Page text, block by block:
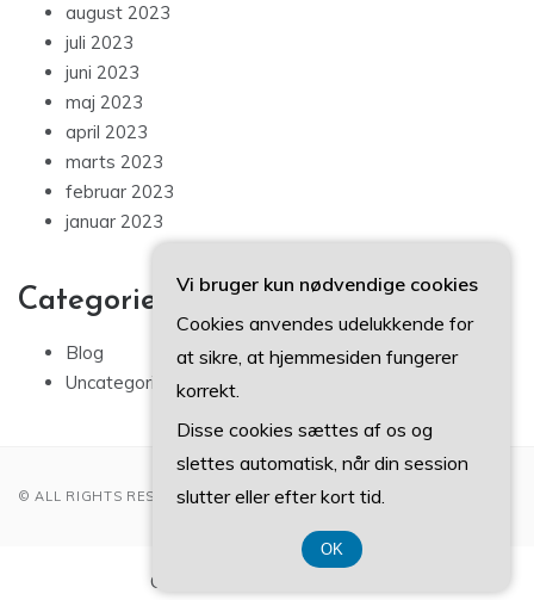
august 2023
juli 2023
juni 2023
maj 2023
april 2023
marts 2023
februar 2023
januar 2023
Categories
Blog
Uncategorized
© ALL RIGHTS RESERVED 2022
CVR-Nummer 37 40 77 39
Vi bruger kun nødvendige cookies
Cookies anvendes udelukkende for
at sikre, at hjemmesiden fungerer
korrekt.
Disse cookies sættes af os og
slettes automatisk, når din session
slutter eller efter kort tid.
OK